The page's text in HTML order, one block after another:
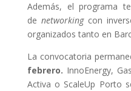
Además, el programa
de networking con
organizados tanto en
La convocatoria
febrero. InnoEnergy,
Activa o ScaleUp Porto